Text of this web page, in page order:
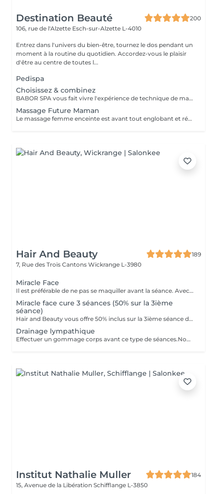
Destination Beauté
200
106, rue de l'Alzette Esch-sur-Alzette L-4010
Entrez dans l'univers du bien-être, tournez le dos pendant un
moment à la routine du quotidien. Accordez-vous le plaisir
d'être au centre de toutes l...
Pedispa
Choisissez & combinez
BABOR SPA vous fait vivre l'expérience de technique de massage grâce à des arômes délicats, des textures caressantes et des soins efficaces. Que voulez-vous ressentir ? Décidez vous même! SHAPING FOR BODY - Modèle mes sens. Définit une silhouette séduisante et affinée. ENERGIZING LIME MANDARIN - Eveille mes sens. Met tous les sens en éveil et apporte vivacité à la peau. RELAXING LAVENDER MINT - Relaxe mes sens. Caresse la peau et apporte une peau intérieure totale. BALANCING CASHMERE WOOD - Renforce mes sens. Apporte force intérieure et une peau plus résistante.
Massage Future Maman
Le massage femme enceinte est avant tout englobant et réconfortant. Ce massage utilise des techniques spécifiques permettant de soulager les tensions musculaires particulières pendant la grossesse.
Hair And Beauty
189
7, Rue des Trois Cantons Wickrange L-3980
Miracle Face
Il est préférable de ne pas se maquiller avant la séance. Avec un effet de lifting immédiat, ce massage facial draine, accentue les contours du visage et favorise la revitalisation naturelle de la peau. Il a pour fonction de drainer (poches,d'entretenir la jawline et d'entretenir un joli contour du visage. Avec des manoeuvres de drainage lymphatique et un massage très protocolaire cela permet d'obtenir un résultat aussi spécial que la version corporelle Renata Franca.
Miracle face cure 3 séances (50% sur la 3ième
séance)
Hair and Beauty vous offre 50% inclus sur la 3ième séance de votre abonnement
Drainage lympathique
Effectuer un gommage corps avant ce type de séances.Nous agissons sur la rétention d'eau,la cellulite aqueuse,adipeuse et fibreuse.Nous activons l'élimination des toxines accélerant la circulation de la lymphe et du sang. ..
Institut Nathalie Muller
184
15, Avenue de la Libération Schifflange L-3850